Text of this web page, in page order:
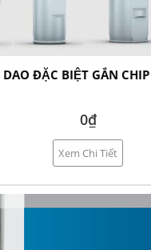
DAO ĐẶC BIỆT GẮN CHIP
0₫
Xem Chi Tiết